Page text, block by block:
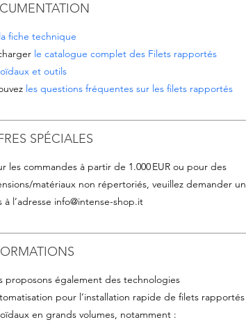
la fiche technique
le catalogue complet des Filets rapportés
et outils
les questions fréquentes sur les filets rapportés
SPÉCIALES
les commandes à partir de 1.000 EUR ou pour des
matériaux non répertoriés, veuillez demander un
à l’adresse info@intense-shop.it
proposons également des technologies
pour l’installation rapide de filets rapportés
en grands volumes, notamment :